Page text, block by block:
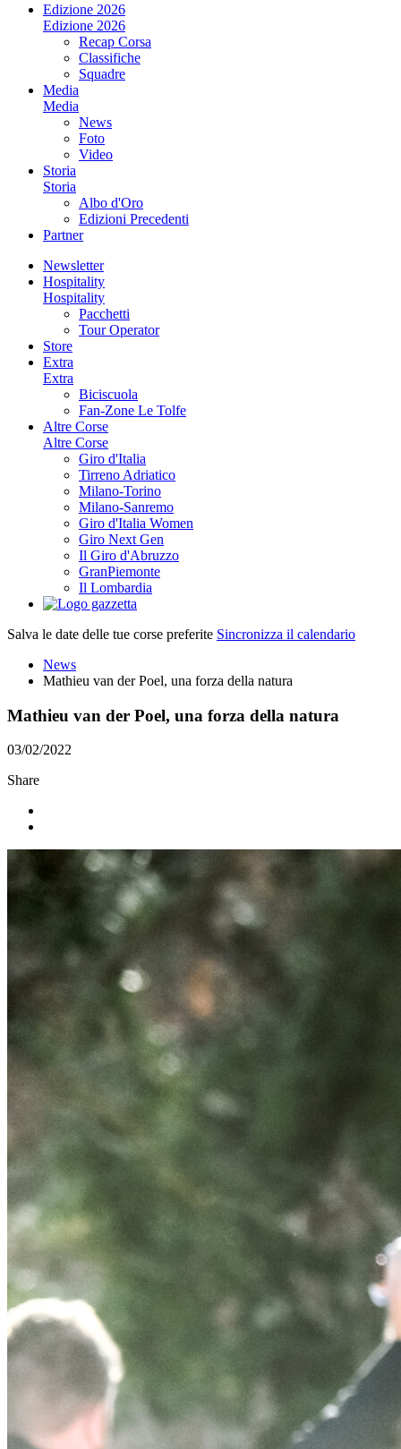
Edizione 2026
Edizione 2026
Recap Corsa
Classifiche
Squadre
Media
Media
News
Foto
Video
Storia
Storia
Albo d'Oro
Edizioni Precedenti
Partner
Newsletter
Hospitality
Hospitality
Pacchetti
Tour Operator
Store
Extra
Extra
Biciscuola
Fan-Zone Le Tolfe
Altre Corse
Altre Corse
Giro d'Italia
Tirreno Adriatico
Milano-Torino
Milano-Sanremo
Giro d'Italia Women
Giro Next Gen
Il Giro d'Abruzzo
GranPiemonte
Il Lombardia
Salva le date delle tue corse preferite Sincronizza il calendario
News
Mathieu van der Poel, una forza della natura
Mathieu van der Poel, una forza della natura
03/02/2022
Share